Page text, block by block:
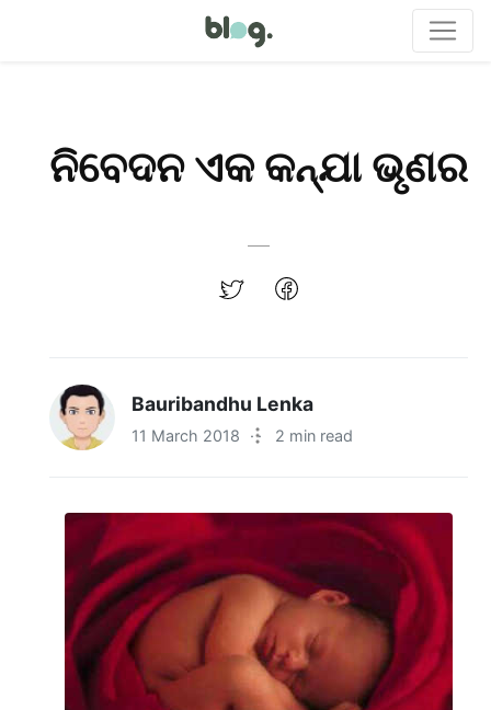
ନିବେଦନ ଏକ କନ୍ଯା ଭୃଣର
Bauribandhu Lenka
11 March 2018 · 2 min read